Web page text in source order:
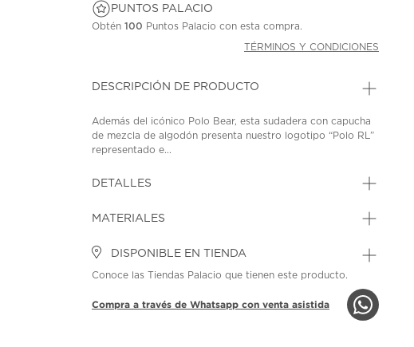
PUNTOS PALACIO
Obtén100 Puntos Palacio con esta compra.
TÉRMINOS Y CONDICIONES
DESCRIPCIÓN DE PRODUCTO
Además del icónico Polo Bear, esta sudadera con capucha
de mezcla de algodón presenta nuestro logotipo “Polo RL”
representado e...
DETALLES
MATERIALES
DISPONIBLE EN TIENDA
Conoce las Tiendas Palacio que tienen este producto.
Compra a través de Whatsapp con venta asistida